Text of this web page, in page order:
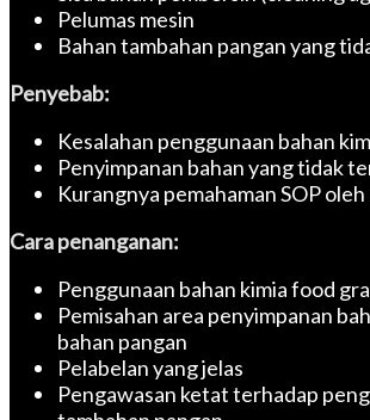
Pelumas mesin
Bahan tambahan pangan yang
Penyebab:
Kesalahan penggunaan bahan
Penyimpanan bahan yang tidak
Kurangnya pemahaman SOP
Cara penanganan:
Penggunaan bahan kimia food
Pemisahan area penyimpanan
bahan pangan
Pelabelan yang jelas
Pengawasan ketat terhadap